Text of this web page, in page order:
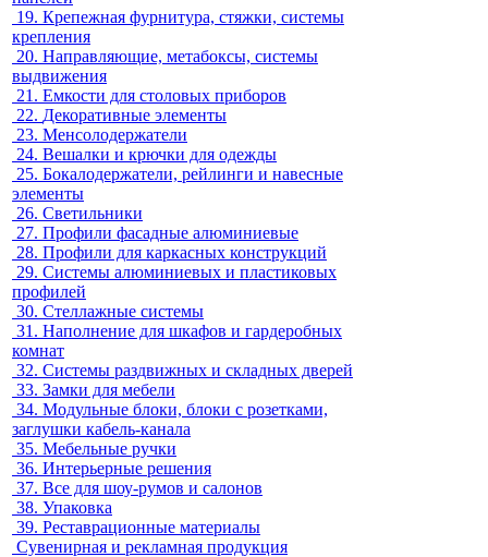
19. Крепежная фурнитура, стяжки, системы
крепления
20. Направляющие, метабоксы, системы
выдвижения
21. Емкости для столовых приборов
22. Декоративные элементы
23. Менсолодержатели
24. Вешалки и крючки для одежды
25. Бокалодержатели, рейлинги и навесные
элементы
26. Светильники
27. Профили фасадные алюминиевые
28. Профили для каркасных конструкций
29. Системы алюминиевых и пластиковых
профилей
30. Стеллажные системы
31. Наполнение для шкафов и гардеробных
комнат
32. Системы раздвижных и складных дверей
33. Замки для мебели
34. Модульные блоки, блоки с розетками,
заглушки кабель-канала
35. Мебельные ручки
36. Интерьерные решения
37. Все для шоу-румов и салонов
38. Упаковка
39. Реставрационные материалы
Сувенирная и рекламная продукция